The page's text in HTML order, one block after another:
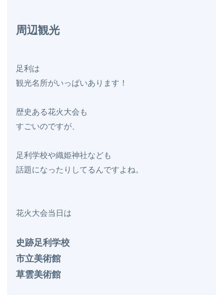
周辺観光
足利は
観光名所がいっぱいあります！
歴史ある花火大会も
すごいのですが、
足利学校や織姫神社なども
話題になったりしてるんですよね。
花火大会当日は
史跡足利学校
市立美術館
草雲美術館